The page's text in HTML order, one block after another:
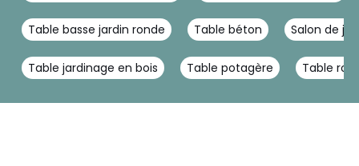
Table basse jardin ronde Table béton Salon de
Table jardinage en bois Table potagère Table